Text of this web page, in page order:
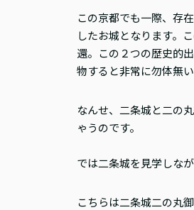
この京都でも一際、存
したお城となります。
還。この２つの歴史的
物すると非常に勿体無い
なんせ、二条城と二の
ゃうのです。
では二条城を見学しな
こちらは二条城二の丸